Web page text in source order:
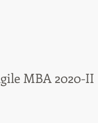
MBA 2020-II